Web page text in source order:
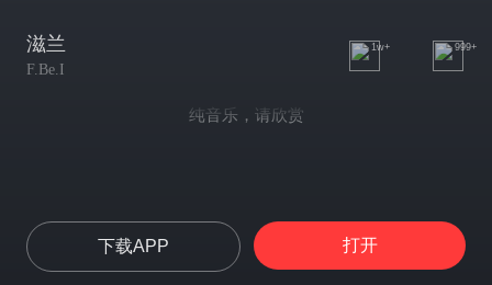
滋兰
F.Be.I
1w+ 999+
纯音乐，请欣赏
下载APP 打开